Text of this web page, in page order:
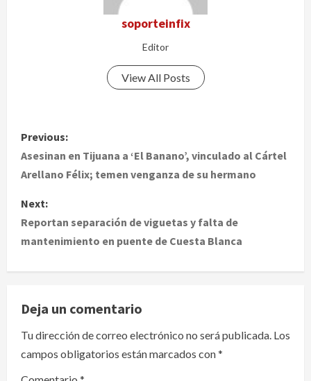
soporteinfix
Editor
View All Posts
P
o
t
n
a
v
i
g
Previous:
Asesinan en Tijuana a ‘El Banano’, vinculado al Cártel
Arellano Félix; temen venganza de su hermano
Next:
Reportan separación de viguetas y falta de
mantenimiento en puente de Cuesta Blanca
Deja un comentario
Tu dirección de correo electrónico no será publicada. Los
campos obligatorios están marcados con*